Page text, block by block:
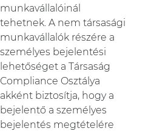
munkavállalóinál
tehetnek. A nem társasági
munkavállalók részére a
személyes bejelentési
lehetőséget a Társaság
Compliance Osztálya
akként biztosítja, hogy a
bejelentő a személyes
bejelentés megtételére